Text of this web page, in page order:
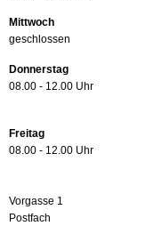
Mittwoch
geschlossen
Donnerstag
08.00 - 12.00 Uhr
Freitag
08.00 - 12.00 Uhr
Vorgasse 1
Postfach